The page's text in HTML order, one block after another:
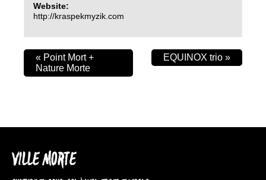
Website:
http://kraspekmyzik.com
« Point Mort +
Nature Morte
EQUINOX trio »
VILLE MORTE